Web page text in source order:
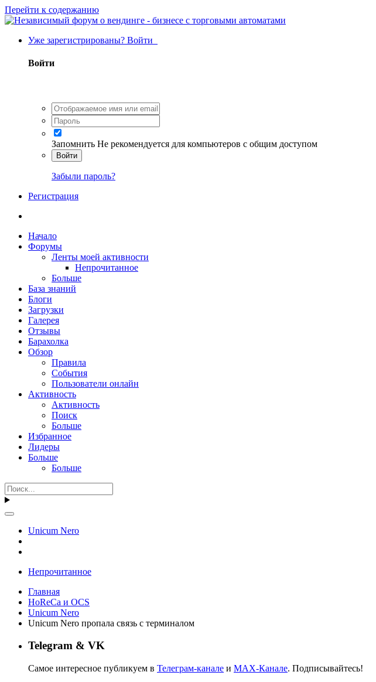
Перейти к содержанию
Уже зарегистрированы? Войти
Войти
Запомнить Не рекомендуется для компьютеров с общим доступом
Войти
Забыли пароль?
Регистрация
Начало
Форумы
Ленты моей активности
Непрочитанное
Больше
База знаний
Блоги
Загрузки
Галерея
Отзывы
Барахолка
Обзор
Правила
События
Пользователи онлайн
Активность
Активность
Поиск
Больше
Избранное
Лидеры
Больше
Больше
Unicum Nero
Непрочитанное
Главная
HoReCa и OCS
Unicum Nero
Unicum Nero пропала связь с терминалом
Telegram & VK
Самое интересное публикуем в Телеграм-канале и MAX-Канале. Подписывайтесь!